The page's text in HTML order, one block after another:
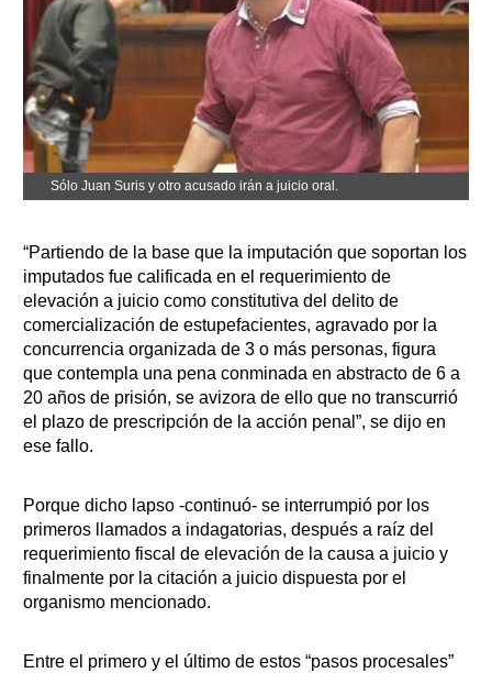
Sólo Juan Suris y otro acusado irán a juicio oral.
“Partiendo de la base que la imputación que soportan los
imputados fue calificada en el requerimiento de
elevación a juicio como constitutiva del delito de
comercialización de estupefacientes, agravado por la
concurrencia organizada de 3 o más personas, figura
que contempla una pena conminada en abstracto de 6 a
20 años de prisión, se avizora de ello que no transcurrió
el plazo de prescripción de la acción penal”, se dijo en
ese fallo.
Porque dicho lapso -continuó- se interrumpió por los
primeros llamados a indagatorias, después a raíz del
requerimiento fiscal de elevación de la causa a juicio y
finalmente por la citación a juicio dispuesta por el
organismo mencionado.
Entre el primero y el último de estos “pasos procesales”